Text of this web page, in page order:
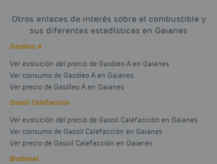
Otros enlaces de interés sobre el combustible y
sus diferentes estadísticas en Gaianes
Gasóleo A
Ver evolución del precio de Gasóleo A en Gaianes
Ver consumo de Gasóleo A en Gaianes
Ver precio de Gasóleo A en Gaianes
Gasoil Calefacción
Ver evolución del precio de Gasoil Calefacción en Gaianes
Ver consumo de Gasoil Calefacción en Gaianes
Ver precio de Gasoil Calefacción en Gaianes
Biodiesel